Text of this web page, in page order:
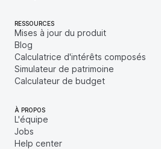
RESSOURCES
Mises à jour du produit
Blog
Calculatrice d'intérêts composés
Simulateur de patrimoine
Calculateur de budget
À PROPOS
L'équipe
Jobs
Help center